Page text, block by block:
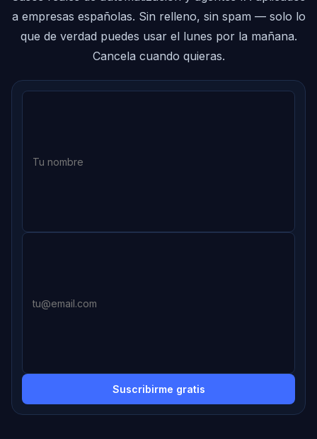
a empresas españolas. Sin relleno, sin spam — solo lo
que de verdad puedes usar el lunes por la mañana.
Cancela cuando quieras.
Suscribirme gratis